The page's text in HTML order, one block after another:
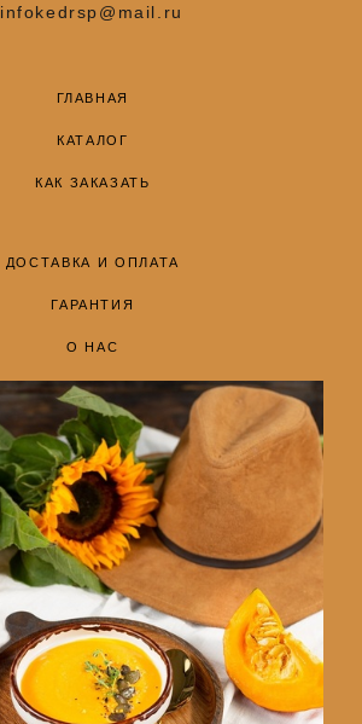
infokedrsp@mail.ru
ГЛАВНАЯ
КАТАЛОГ
КАК ЗАКАЗАТЬ
ДОСТАВКА И ОПЛАТА
ГАРАНТИЯ
О НАС